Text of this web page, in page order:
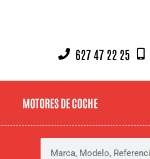
627 47 22 25
MOTORES DE COCHE